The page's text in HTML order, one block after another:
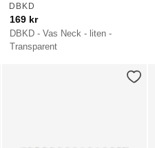
DBKD - Vas Neck - liten -
Transparent
DBKD
169 kr